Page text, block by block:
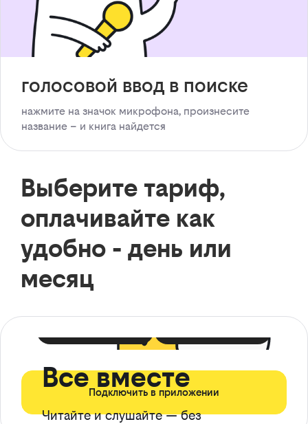
голосовой ввод в поиске
нажмите на значок микрофона, произнесите
название – и книга найдется
Выберите тариф,
оплачивайте как
удобно - день или
месяц
Все вместе
Читайте и слушайте — без
Подключить в приложении